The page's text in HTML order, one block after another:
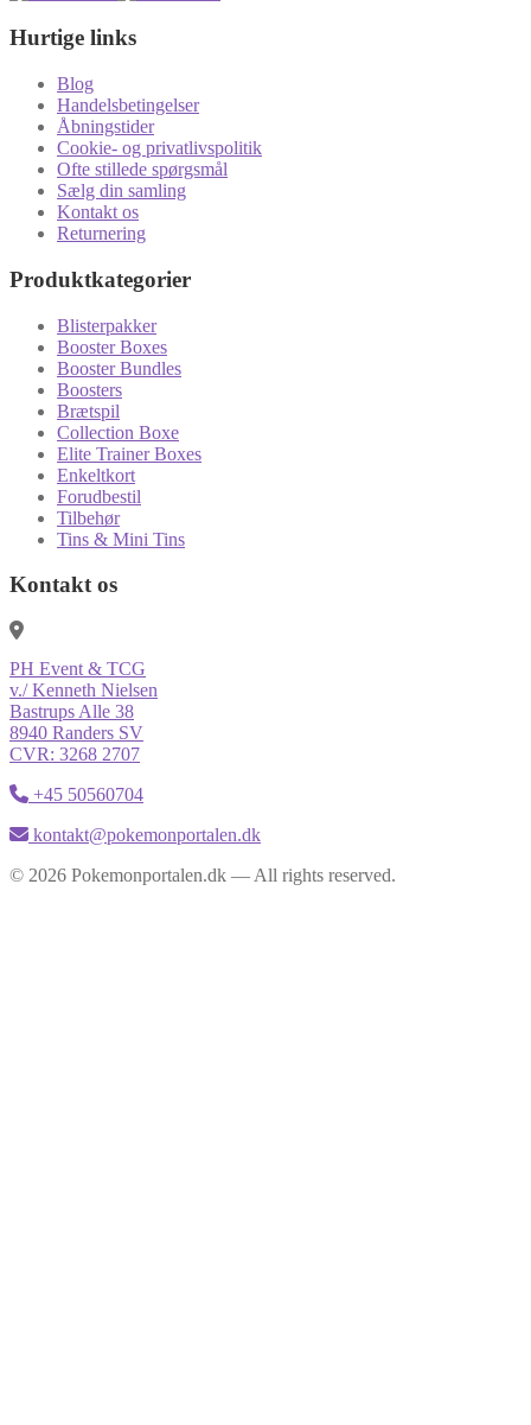
Hurtige links
Blog
Handelsbetingelser
Åbningstider
Cookie- og privatlivspolitik
Ofte stillede spørgsmål
Sælg din samling
Kontakt os
Returnering
Produktkategorier
Blisterpakker
Booster Boxes
Booster Bundles
Boosters
Brætspil
Collection Boxe
Elite Trainer Boxes
Enkeltkort
Forudbestil
Tilbehør
Tins & Mini Tins
Kontakt os
PH Event & TCG
v./ Kenneth Nielsen
Bastrups Alle 38
8940 Randers SV
CVR: 3268 2707
+45 50560704
kontakt@pokemonportalen.dk
© 2026 Pokemonportalen.dk — All rights reserved.